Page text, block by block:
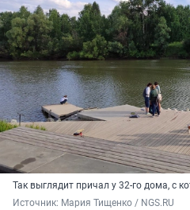
Так выглядит причал у 32-го дома, с
Источник: Мария Тищенко / NGS.RU